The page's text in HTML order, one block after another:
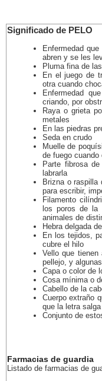
Significado de PELO
Enfermedad
abren y se les
Pluma fina de
En el juego de
otra cuando
Enfermedad
criando, por
Raya o grieta
metales
En las piedras
Seda en crudo
Muelle de
de fuego cuando
Parte fibrosa
labrarla
Brizna o raspilla
para escribir,
Filamento
los poros de
animales de
Hebra delgada
En los tejidos,
cubre el hilo
Vello que
pellejo, y
Capa o color de
Cosa mínima o
Cabello de la
Cuerpo extraño
que la letra
Conjunto de
Farmacias de guardia
Listado de farmacias de